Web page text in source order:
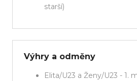
starší)
Výhry a odměny
Elita/U23 a Ženy/U23 - 1.